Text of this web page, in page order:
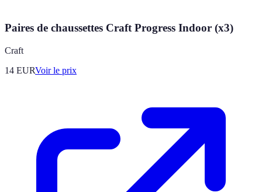
Paires de chaussettes Craft Progress Indoor (x3)
Craft
14 EURVoir le prix